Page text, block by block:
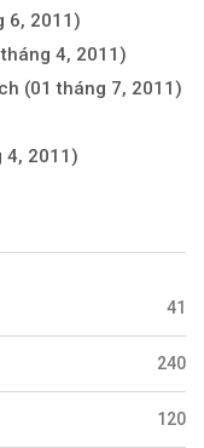
6, 2011)
4, 2011)
(01 tháng 7, 2011)
4, 2011)
41
240
120